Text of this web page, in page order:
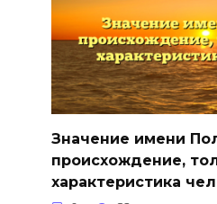
Значение имени
происхождение,
характеристика